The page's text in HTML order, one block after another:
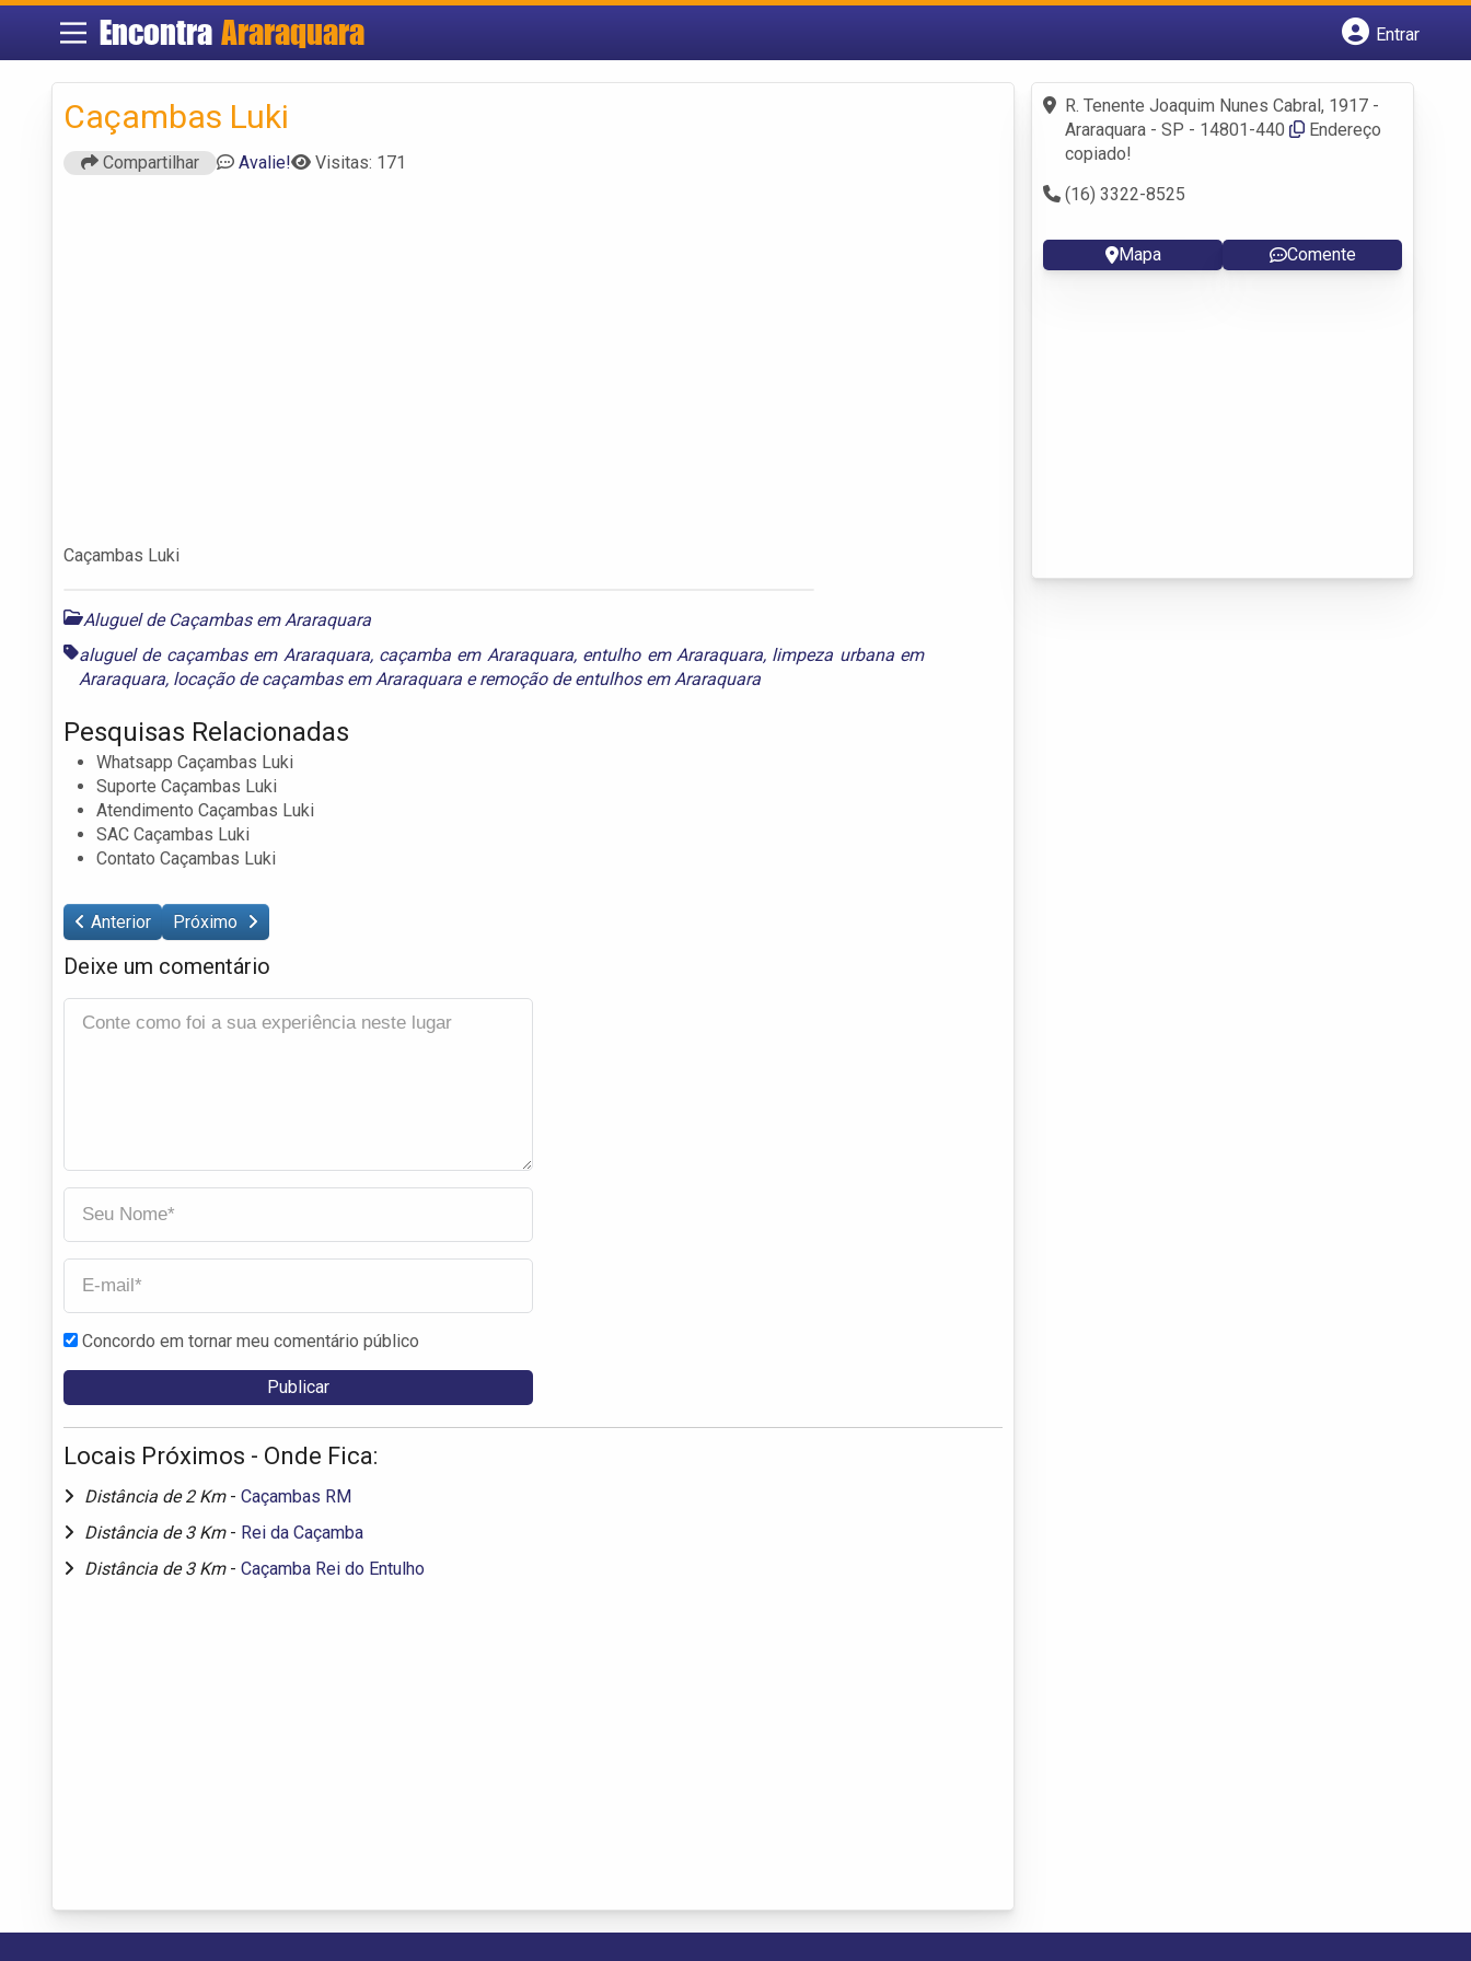
Encontra Araraquara
Entrar
Fazer login
Criar conta
Caçambas Luki
Compartilhar Avalie! Visitas: 171
Caçambas Luki
Aluguel de Caçambas em Araraquara
aluguel de caçambas em Araraquara, caçamba em Araraquara, entulho em Araraquara, limpeza urbana em
Araraquara, locação de caçambas em Araraquara eremoção de entulhos em Araraquara
Pesquisas Relacionadas
Whatsapp Caçambas Luki
Suporte Caçambas Luki
Atendimento Caçambas Luki
SAC Caçambas Luki
Contato Caçambas Luki
Anterior Próximo
Deixe um comentário
Concordo em tornar meu comentário público
Locais Próximos - Onde Fica:
Distância de 2 Km - Caçambas RM
Distância de 3 Km - Rei da Caçamba
Distância de 3 Km - Caçamba Rei do Entulho
R. Tenente Joaquim Nunes Cabral, 1917 -
Araraquara - SP - 14801-440
Endereço
copiado!
(16) 3322-8525
Mapa Comente